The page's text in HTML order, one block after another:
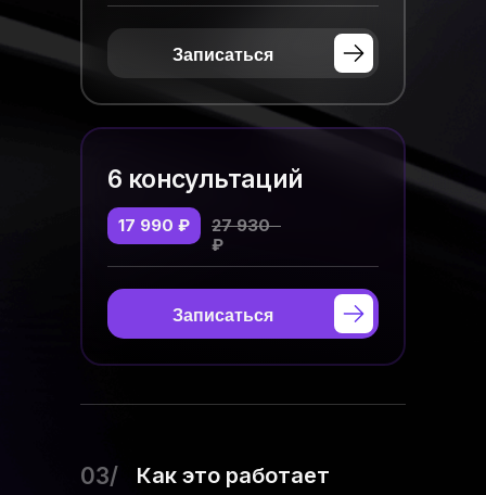
6 консультаций
17 990 ₽
27 930
₽
Записаться
03/ Как это работает
Записаться